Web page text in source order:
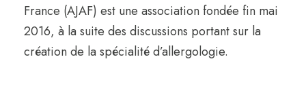
France (AJAF) est une association fondée fin mai
2016, à la suite des discussions portant sur la
création de la spécialité d’allergologie.